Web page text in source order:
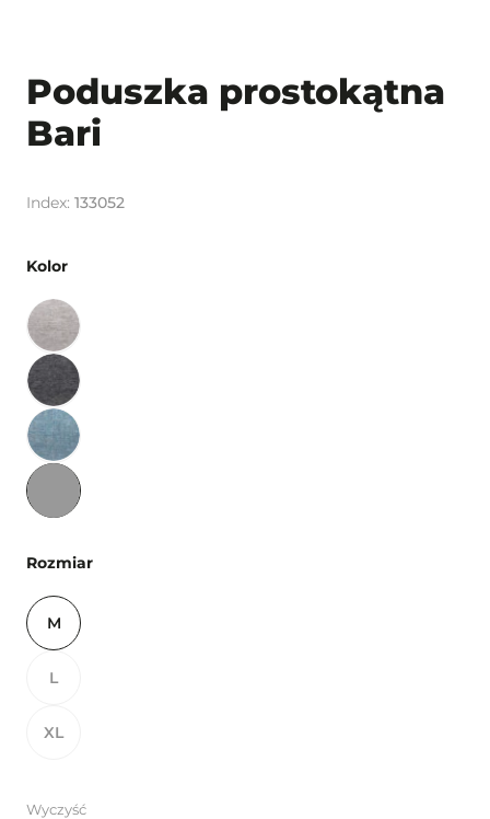
Poduszka prostokątna
Bari
133052
Kolor
Rozmiar
M
L
XL
Wyczyść